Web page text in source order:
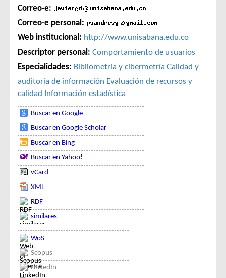
Correo-e:
Correo-e personal:
Web institucional: http://www.unisabana.edu.co
Descriptor personal: Comportamiento de usuarios
Especialidades: Bibliometría y cibermetría Calidad y
auditoría de información Evaluación de recursos y
calidad
Información estadística
Buscar en Google
Buscar en Google Scholar
Buscar en Bing
Buscar en Yahoo!
vCard
XML
RDF
similares
WoS
Scopus
LinkedIn